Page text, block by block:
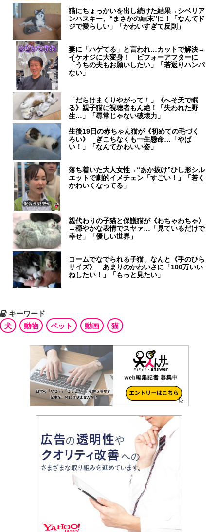
猫にちょっかいを出し続けた結果→シベリア
ンハスキー、“まさかの結末”に！「なんてド
ジで愛らしい」「かわいすぎて反則」
妻に「ハゲてる」と言われ…カットで解決→
イケオジに大変身！ ビフォーアフターに
「うちの夫もお願いしたい」「若返りハンパ
ない」
「だらけまくりやがって！」《へそ天で眠
る》親子猫に視聴者もん絶！「失われた野
生…」「尋常じゃない破壊力」
生後19日の赤ちゃん猫が《初めての毛づく
ろい》 ぎこちなくも一生懸命…「やば
い！」「なんてかわいい姿」
落ち着いた大人女性→“あか抜け”ひし形シル
エットで劇的イメチェン「すごい！」「若く
かわいくなってる」
親代わりの子猫と保護猫が《わちゃわちゃ》
→穏やかな表情でスヤァ…「見ているだけで
幸せ」「優しい世界」
コームでなでられる子猫、なんと《手のひら
サイズ》 あまりのかわいさに「100万いい
ねしたい！」「もっと見たい」
キーワード
犬
動物 ペット 動画 猫